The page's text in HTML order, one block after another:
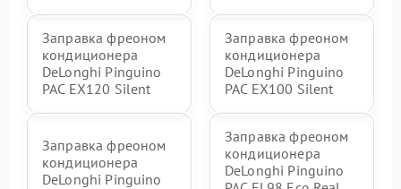
Заправка фреоном
кондиционера
DeLonghi Pinguino
PAC EX120 Silent
Заправка фреоном
кондиционера
DeLonghi Pinguino
PAC EX100 Silent
Заправка фреоном
кондиционера
DeLonghi Pinguino
Заправка фреоном
кондиционера
DeLonghi Pinguino